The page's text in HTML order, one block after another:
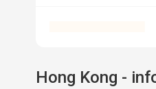
Hong Kong -